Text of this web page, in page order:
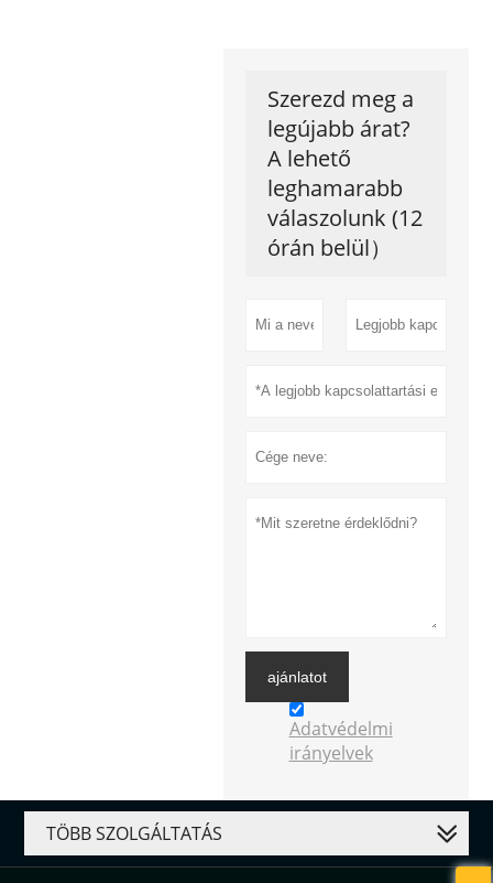
Szerezd meg a
legújabb árat?
A lehető
leghamarabb
válaszolunk (12
órán belül）
ajánlatot
Adatvédelmi
irányelvek
TÖBB SZOLGÁLTATÁS